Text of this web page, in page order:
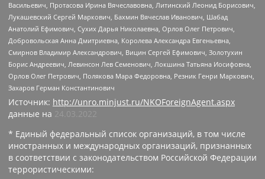
Васильевич, Протасова Ирина Вячеславовна, Литинский Леонид Борисович,
Лукашевский Сергей Маркович, Бахмин Вячеслав Иванович, Шабад
Анатолий Ефимович, Сухих Дарья Николаевна, Орлов Олег Петрович,
Добровольская Анна Дмитриевна, Королева Александра Евгеньевна,
Смирнов Владимир Александрович, Вицин Сергей Ефимович, Золотухин
Борис Андреевич, Левинсон Лев Семенович, Локшина Татьяна Иосифовна,
Орлов Олег Петрович, Полякова Мара Федоровна, Резник Генри Маркович,
Захаров Герман Константинович
Источник: http://unro.minjust.ru/NKOForeignAgent.aspx
данные на 24.03.2022
* Единый федеральный список организаций, в том числе
иностранных и международных организаций, признанных
в соответствии с законодательством Российской Федерации
террористическими: